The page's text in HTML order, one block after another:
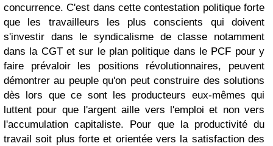
concurrence. C'est dans cette contestation politique forte
que les travailleurs les plus conscients qui doivent
s'investir dans le syndicalisme de classe notamment
dans la CGT et sur le plan politique dans le PCF pour y
faire prévaloir les positions révolutionnaires, peuvent
démontrer au peuple qu'on peut construire des solutions
dès lors que ce sont les producteurs eux-mêmes qui
luttent pour que l'argent aille vers l'emploi et non vers
l'accumulation capitaliste. Pour que la productivité du
travail soit plus forte et orientée vers la satisfaction des